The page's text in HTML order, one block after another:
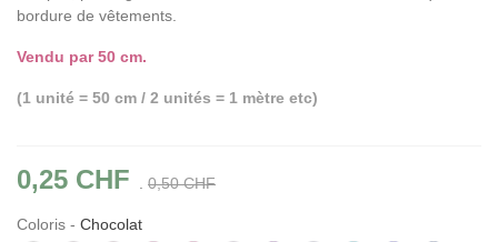
bordure de vêtements.
Vendu par 50 cm.
(1 unité = 50 cm / 2 unités = 1 mètre etc)
0,25 CHF 0,50 CHF
Coloris - Chocolat